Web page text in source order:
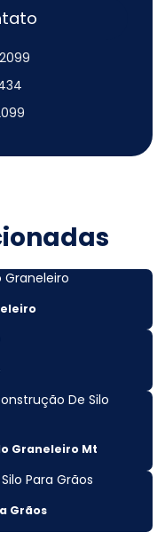
Graneleiro Mt
Grãos